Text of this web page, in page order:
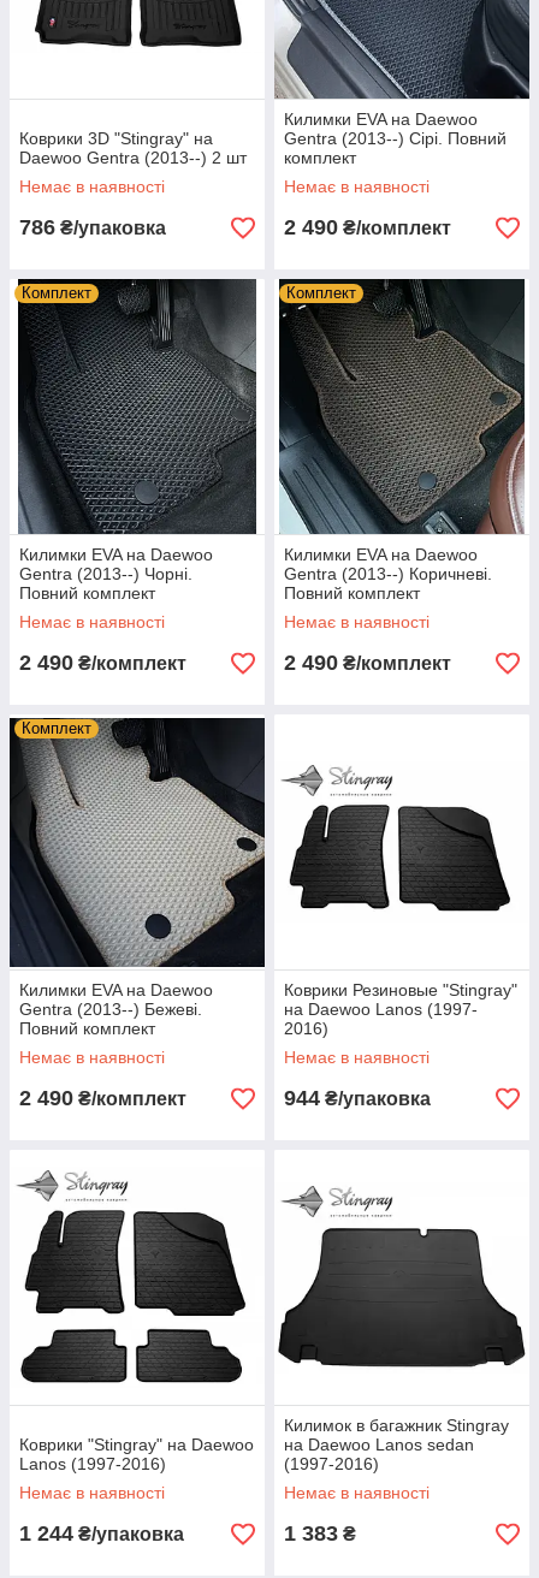
Коврики 3D "Stingray" на
Daewoo Gentra (2013--) 2 шт
Немає в наявності
786 ₴/упаковка
Килимки EVA на Daewoo
Gentra (2013--) Сірі. Повний
комплект
Немає в наявності
2 490 ₴/комплект
Комплект
Килимки EVA на Daewoo
Gentra (2013--) Чорні.
Повний комплект
Немає в наявності
2 490 ₴/комплект
Комплект
Килимки EVA на Daewoo
Gentra (2013--) Коричневі.
Повний комплект
Немає в наявності
2 490 ₴/комплект
Комплект
Килимки EVA на Daewoo
Gentra (2013--) Бежеві.
Повний комплект
Немає в наявності
2 490 ₴/комплект
Коврики Резиновые "Stingray"
на Daewoo Lanos (1997-
2016)
Немає в наявності
944 ₴/упаковка
Коврики "Stingray" на Daewoo
Lanos (1997-2016)
Немає в наявності
1 244 ₴/упаковка
Килимок в багажник Stingray
на Daewoo Lanos sedan
(1997-2016)
Немає в наявності
1 383 ₴